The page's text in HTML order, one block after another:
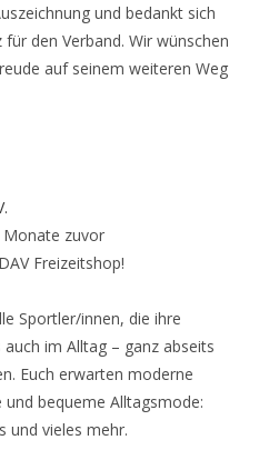
und bedankt sich
den Verband. Wir wünschen
auf seinem weiteren Weg
Monate zuvor
Freizeitshop!
Sportler/innen, die ihre
im Alltag – ganz abseits
Euch erwarten moderne
bequeme Alltagsmode:
und vieles mehr.